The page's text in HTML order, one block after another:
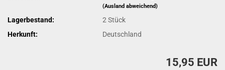
(Ausland abweichend)
Lagerbestand: 2Stück
Herkunft:
Deutschland
15,95 EUR